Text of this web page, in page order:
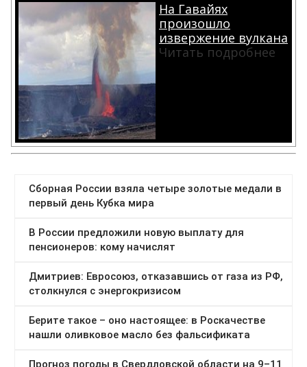
На Гавайях
произошло
извержение вулкана
Читать подробнее